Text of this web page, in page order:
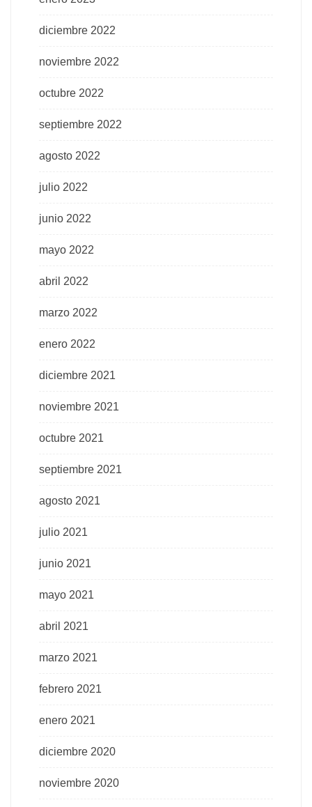
diciembre 2022
noviembre 2022
octubre 2022
septiembre 2022
agosto 2022
julio 2022
junio 2022
mayo 2022
abril 2022
marzo 2022
enero 2022
diciembre 2021
noviembre 2021
octubre 2021
septiembre 2021
agosto 2021
julio 2021
junio 2021
mayo 2021
abril 2021
marzo 2021
febrero 2021
enero 2021
diciembre 2020
noviembre 2020